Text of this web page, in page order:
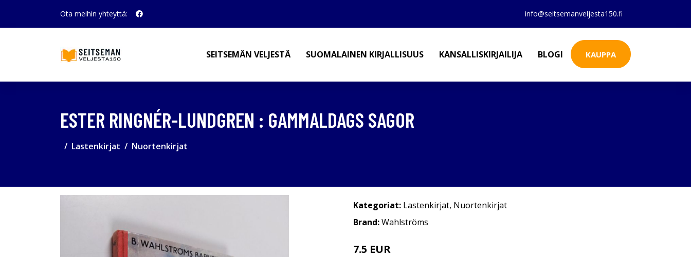
Ota meihin yhteyttä: info@seitsemanveljesta150.fi
SEITSEMÄN VELJESTÄ SUOMALAINEN KIRJALLISUUS KANSALLISKIRJAILIJA BLOGI KAUPPA
ESTER RINGNÉR-LUNDGREN : GAMMALDAGS SAGOR
Lastenkirjat Nuortenkirjat
Kategoriat: Lastenkirjat, Nuortenkirjat
Brand:Wahlströms
7.5 EUR